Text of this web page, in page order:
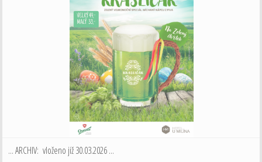
... ARCHIV: vloženo již 30.03.2026 ...